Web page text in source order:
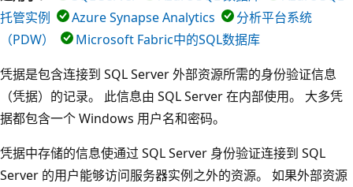
托管实例
Azure Synapse Analytics
分析平台系统
（PDW）
Microsoft Fabric中的SQL数据库
凭据是包含连接到 SQL Server 外部资源所需的身份验证信息
（凭据）的记录。 此信息由 SQL Server 在内部使用。 大多凭
据都包含一个 Windows 用户名和密码。
凭据中存储的信息使通过 SQL Server 身份验证连接到 SQL
Server 的用户能够访问服务器实例之外的资源。 如果外部资源